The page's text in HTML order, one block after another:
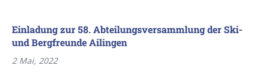
Einladung zur 58. Abteilungsversammlung der Ski-
und Bergfreunde Ailingen
2 Mai, 2022